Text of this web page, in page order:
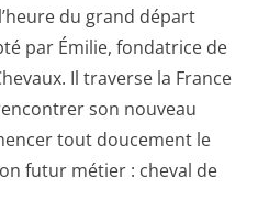
du grand départ
par Émilie, fondatrice de
Il traverse la France
son nouveau
tout doucement le
futur métier : cheval de